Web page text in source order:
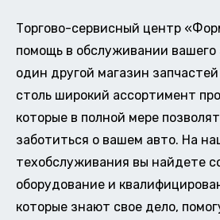
Торгово-сервисный центр
помощь в обслуживании вашего
один другой магазин
столь широкий ассортимент
которые в полной мере
заботиться о вашем авто. На
техобслуживания вы найдете
оборудование и
которые знают свое дело,